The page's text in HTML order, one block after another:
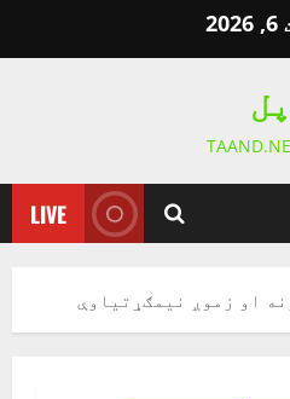
پل
LIVE
او زموږ نيمګړتياوې